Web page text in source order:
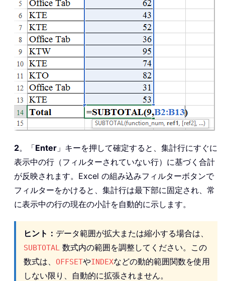
2。「Enter 」キーを押して確定すると、集計行にすぐに
表示中の行（フィルターされていない行）に基づく合計
が反映されます。Excel の組み込みフィルターボタンで
フィルターをかけると、集計行は最下部に固定され、常
に表示中の行の現在の小計を自動的に示します。
ヒント： データ範囲が拡大または縮小する場合は、
SUBTOTAL 数式内の範囲を調整してください。この
数式は、
OFFSETやINDEXなどの動的範囲関数を使用
しない限り、自動的に拡張されません。